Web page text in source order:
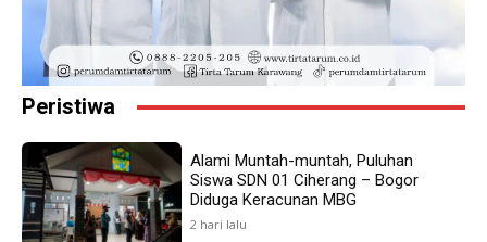
Peristiwa
Alami Muntah-muntah, Puluhan
Siswa SDN 01 Ciherang – Bogor
Diduga Keracunan MBG
2 hari lalu